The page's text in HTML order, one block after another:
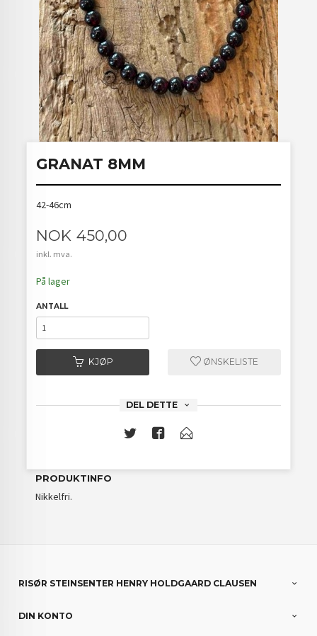
GRANAT 8MM
42-46cm
Pris
NOK 450,00
inkl. mva.
På lager
ANTALL
KJØP ØNSKELISTE
DEL DETTE
PRODUKTINFO
Nikkelfri.
RISØR STEINSENTER HENRY HOLDGAARD CLAUSEN
DIN KONTO